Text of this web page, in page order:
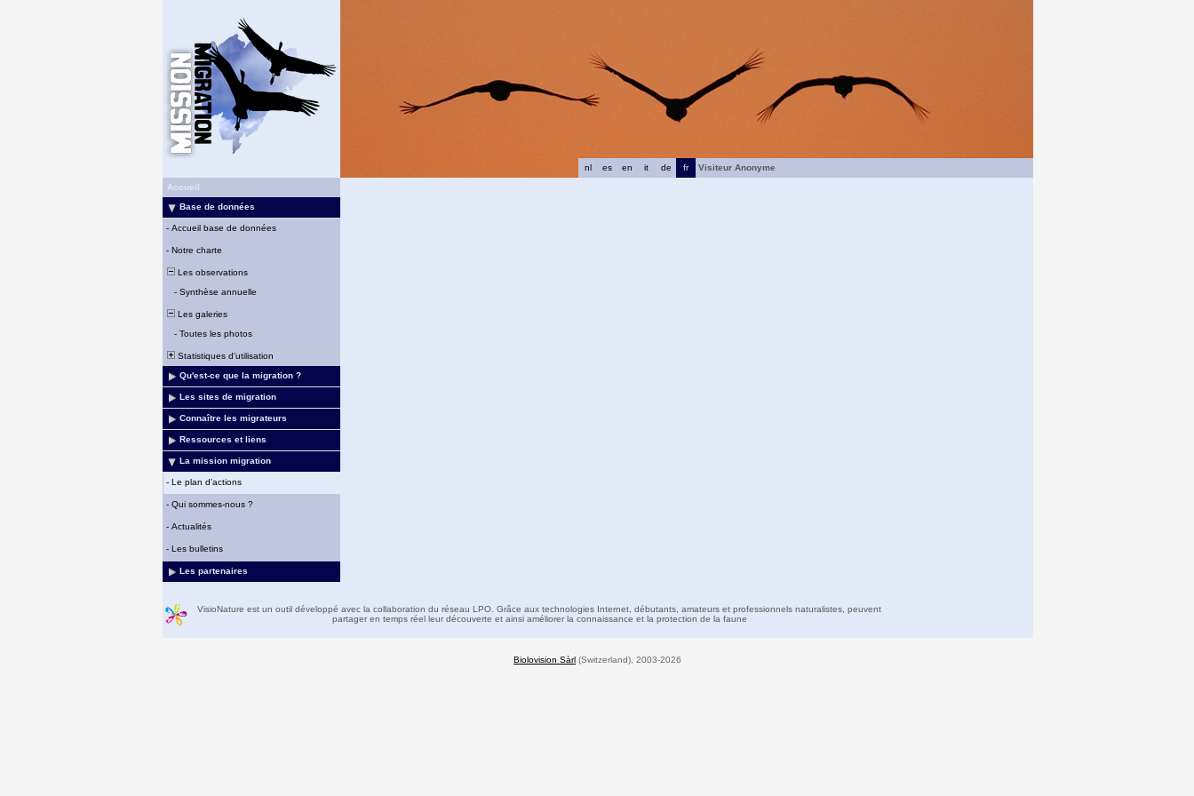
fr
de
it
en
es
nl
Visiteur Anonyme
Accueil
Base de données
- Accueil base de données
- Notre charte
Les observations
- Synthèse annuelle
Les galeries
- Toutes les photos
Statistiques d'utilisation
Qu'est-ce que la migration ?
Les sites de migration
Connaître les migrateurs
Ressources et liens
La mission migration
- Le plan d’actions
- Qui sommes-nous ?
- Actualités
- Les bulletins
Les partenaires
VisioNature est un outil développé avec la collaboration du réseau LPO. Grâce aux technologies Internet, débutants, amateurs et professionnels naturalistes, peuvent
partager en temps réel leur découverte et ainsi améliorer la connaissance et la protection de la faune
Biolovision Sàrl (Switzerland), 2003-2026